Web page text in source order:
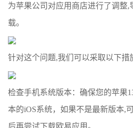
为苹果公司对应用商店进行了调整,
载。
针对这个问题,我们可以采取以下措
检查手机系统版本：确保您的苹果
本的iOS系统，如果不是最新版本,
后再尝试下载欧易应用。